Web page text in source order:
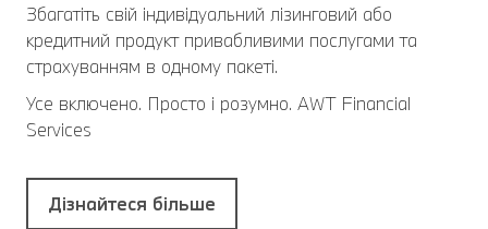
Збагатіть свій індивідуальний лізинговий або
кредитний продукт привабливими послугами та
страхуванням в одному пакеті.
Усе включено. Просто і розумно. AWT Financial
Services
Дізнайтеся більше